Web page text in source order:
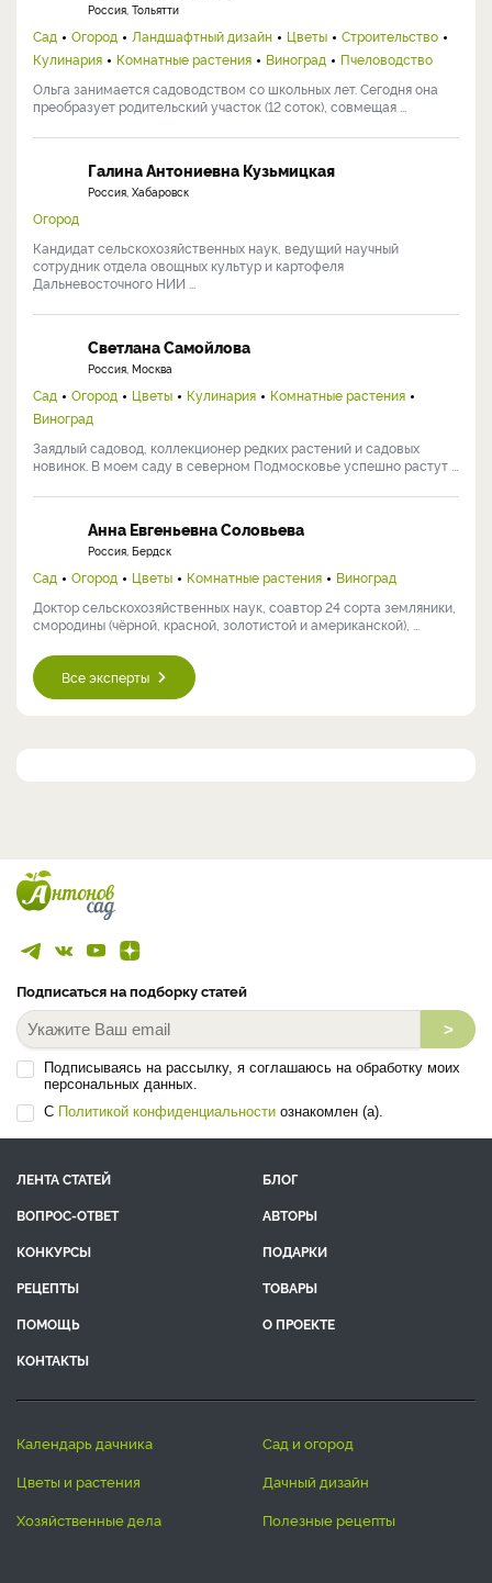
Россия, Тольятти
Сад Огород Ландшафтный дизайн Цветы
Строительство
Кулинария
Комнатные растения Виноград
Пчеловодство
Ольга занимается садоводством со школьных лет. Сегодня она
преобразует родительский участок (12 соток), совмещая ...
Галина Антониевна Кузьмицкая
Россия, Хабаровск
Огород
Кандидат сельскохозяйственных наук, ведущий научный
сотрудник отдела овощных культур и картофеля
Дальневосточного НИИ ...
Светлана Самойлова
Россия, Москва
Сад Огород Цветы Кулинария
Комнатные растения
Виноград
Заядлый садовод, коллекционер редких растений и садовых
новинок. В моем саду в северном Подмосковье успешно растут ...
Анна Евгеньевна Соловьева
Россия, Бердск
Сад Огород Цветы Комнатные растения
Виноград
Доктор сельскохозяйственных наук, соавтор 24 сорта земляники,
смородины (чёрной, красной, золотистой и американской), ...
Все эксперты
Подписаться на подборку статей
>
Подписываясь на рассылку, я соглашаюсь на обработку моих
персональных данных.
С Политикой конфиденциальности ознакомлен (а).
ЛЕНТА СТАТЕЙ
БЛОГ
ВОПРОС-ОТВЕТ
АВТОРЫ
КОНКУРСЫ
ПОДАРКИ
РЕЦЕПТЫ
ТОВАРЫ
ПОМОЩЬ
О ПРОЕКТЕ
КОНТАКТЫ
календарь дачника
сад и огород
цветы и растения
дачный дизайн
хозяйственные дела
полезные рецепты